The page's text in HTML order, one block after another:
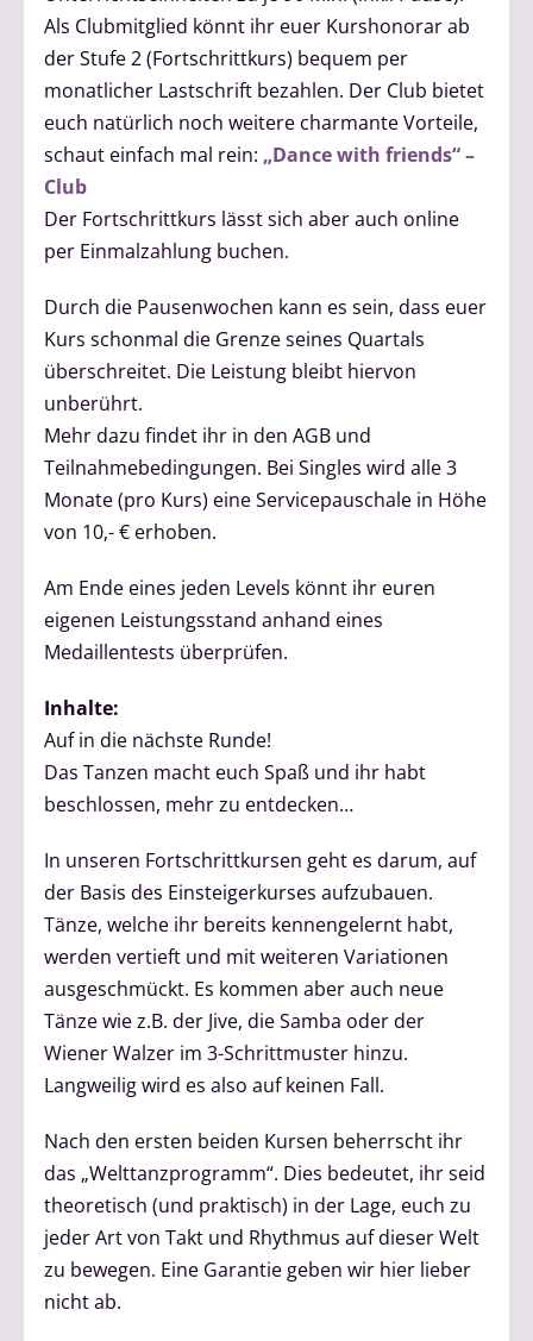
Als Clubmitglied könnt ihr euer Kurshonorar ab
der Stufe 2 (Fortschrittkurs) bequem per
monatlicher Lastschrift bezahlen. Der Club bietet
euch natürlich noch weitere charmante Vorteile,
schaut einfach mal rein: „Dance with friends“ –
Club
Der Fortschrittkurs lässt sich aber auch online
per Einmalzahlung buchen.
Durch die Pausenwochen kann es sein, dass euer
Kurs schonmal die Grenze seines Quartals
überschreitet. Die Leistung bleibt hiervon
unberührt.
Mehr dazu findet ihr in den AGB und
Teilnahmebedingungen. Bei Singles wird alle 3
Monate (pro Kurs) eine Servicepauschale in Höhe
von 10,- € erhoben.
Am Ende eines jeden Levels könnt ihr euren
eigenen Leistungsstand anhand eines
Medaillentests überprüfen.
Inhalte:
Auf in die nächste Runde!
Das Tanzen macht euch Spaß und ihr habt
beschlossen, mehr zu entdecken…
In unseren Fortschrittkursen geht es darum, auf
der Basis des Einsteigerkurses aufzubauen.
Tänze, welche ihr bereits kennengelernt habt,
werden vertieft und mit weiteren Variationen
ausgeschmückt. Es kommen aber auch neue
Tänze wie z.B. der Jive, die Samba oder der
Wiener Walzer im 3-Schrittmuster hinzu.
Langweilig wird es also auf keinen Fall.
Nach den ersten beiden Kursen beherrscht ihr
das „Welttanzprogramm“. Dies bedeutet, ihr seid
theoretisch (und praktisch) in der Lage, euch zu
jeder Art von Takt und Rhythmus auf dieser Welt
zu bewegen. Eine Garantie geben wir hier lieber
nicht ab.